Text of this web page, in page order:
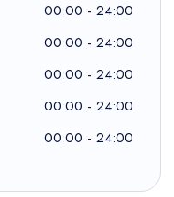
00:00 - 24:00
00:00 - 24:00
00:00 - 24:00
00:00 - 24:00
00:00 - 24:00